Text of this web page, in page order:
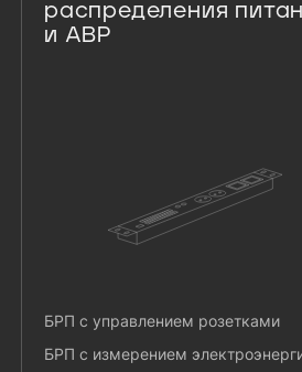
распределения
и АВР
БРП с управлением розетками
БРП с измерением